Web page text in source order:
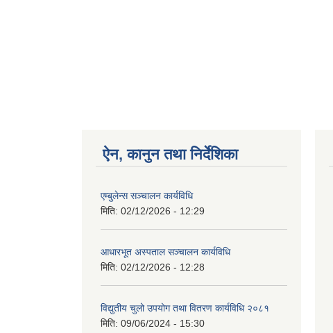
ऐन, कानुन तथा निर्देशिका
एम्बुलेन्स सञ्चालन कार्यविधि
मिति: 02/12/2026 - 12:29
आधारभूत अस्पताल सञ्चालन कार्यविधि
मिति: 02/12/2026 - 12:28
विद्युतीय चुलो उपयोग तथा वितरण कार्यविधि २०८१
मिति: 09/06/2024 - 15:30